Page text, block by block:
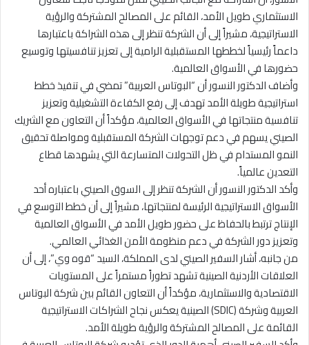
الاستثماري طويل الأمد، القائم على المصالح المشتركة والرؤية
الاستراتيجية، مشيراً إلى أن الشركة تنظر إلى هذه الشراكة باعتبارها
داعماً رئيسياً لخططها المستقبلية الرامية إلى تعزيز تنافسيتها وتوسيع
حضورها في الأسواق العالمية.
وأضاف الدكتور النسور أن “البوتاس العربية” تمضي في تنفيذ خطط
استراتيجية طويلة الأمد تهدف إلى رفع الكفاءة التشغيلية وتعزيز
تنافسية منتجاتها في الأسواق العالمية، مؤكداً أن التعاون مع الشريك
الصيني يسهم في دعم توجهات الشركة المستقبلية ومواصلة تحقيق
النمو المستدام في ظل التحولات المتسارعة التي يشهدها قطاع
التعدين عالمياً.
وأكد الدكتور النسور أن الشركة تنظر إلى السوق الصيني باعتباره أحد
الأسواق الاستراتيجية الرئيسة لمنتجاتها، مشيراً إلى أن خطط التوسع في
الإنتاج ترتبط بالحفاظ على حضور طويل الأمد في الأسواق العالمية
وتعزيز دور الشركة في دعم منظومة الأمن الغذائي العالمي.
من جانبه، أشار السفير الصيني لدى المملكة، السيد “قوه وي”، إلى أن
العلاقات الأردنية الصينية تشهد تطوراً مستمراً على المستويات
الاقتصادية والاستثمارية، مؤكداً أن التعاون القائم بين شركة البوتاس
العربية وشركة (SDIC) الصينية يعكس نجاح الشراكات الاستراتيجية
القائمة على المصالح المشتركة والرؤية طويلة الأمد.